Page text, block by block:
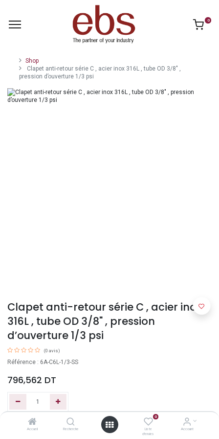
Accueil Recherche
0
Liste
d'envies
Account
0
Shop
Clapet anti-retour série C , acier inox 316L , tube OD 3/8" ,
pression d’ouverture 1/3 psi
Clapet anti-retour série C , acier inox
316L , tube OD 3/8" , pression
d’ouverture 1/3 psi
(0 avis)
Référence : 6A-C6L-1/3-SS
796,562 DT
Ajouter au panier